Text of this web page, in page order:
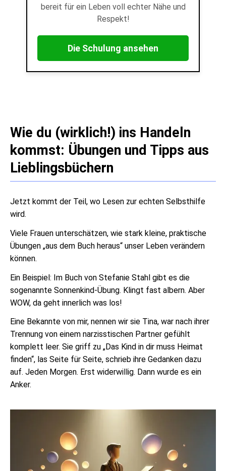
bereit für ein Leben voll echter Nähe und
Respekt!
Die Schulung ansehen
Wie du (wirklich!) ins Handeln
kommst: Übungen und Tipps aus
Lieblingsbüchern
Jetzt kommt der Teil, wo Lesen zur echten Selbsthilfe
wird.
Viele Frauen unterschätzen, wie stark kleine, praktische
Übungen „aus dem Buch heraus“ unser Leben verändern
können.
Ein Beispiel: Im Buch von Stefanie Stahl gibt es die
sogenannte Sonnenkind-Übung. Klingt fast albern. Aber
WOW, da geht innerlich was los!
Eine Bekannte von mir, nennen wir sie Tina, war nach ihrer
Trennung von einem narzisstischen Partner gefühlt
komplett leer. Sie griff zu „Das Kind in dir muss Heimat
finden“, las Seite für Seite, schrieb ihre Gedanken dazu
auf. Jeden Morgen. Erst widerwillig. Dann wurde es ein
Anker.